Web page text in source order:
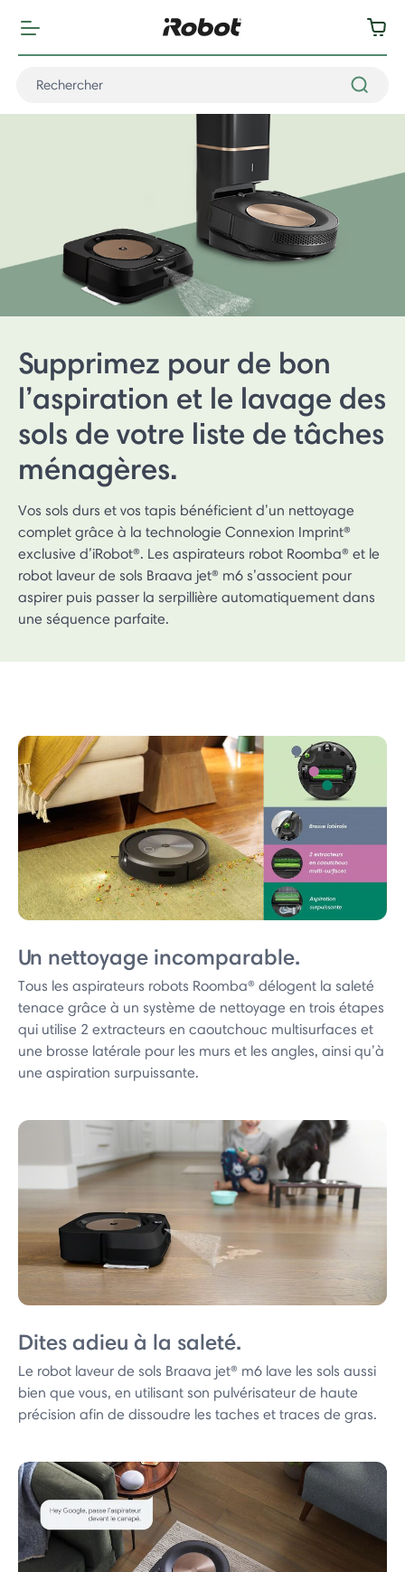
Supprimez pour de bon
l’aspiration et le lavage des
sols de votre liste de tâches
ménagères.
Vos sols durs et vos tapis bénéficient d’un nettoyage
complet grâce à la technologie Connexion Imprint®
exclusive d’iRobot®. Les aspirateurs robot Roomba® et le
robot laveur de sols Braava jet® m6 s’associent pour
aspirer puis passer la serpillière automatiquement dans
une séquence parfaite.
Un nettoyage incomparable.
Tous les aspirateurs robots Roomba® délogent la saleté
tenace grâce à un système de nettoyage en trois étapes
qui utilise 2 extracteurs en caoutchouc multisurfaces et
une brosse latérale pour les murs et les angles, ainsi qu’à
une aspiration surpuissante.
Dites adieu à la saleté.
Le robot laveur de sols Braava jet® m6 lave les sols aussi
bien que vous, en utilisant son pulvérisateur de haute
précision afin de dissoudre les taches et traces de gras.